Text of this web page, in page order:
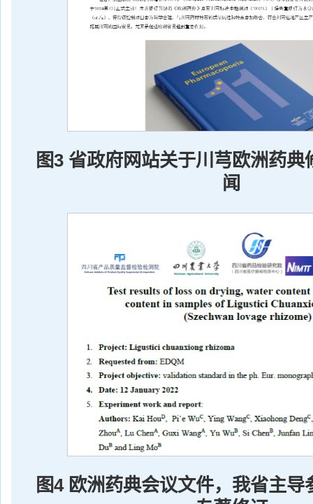
图3 省政府网站关于川芎欧洲药典
闻
图4 欧洲药典会议文件，我省主导